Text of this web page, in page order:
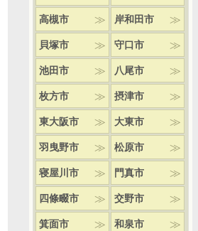
高槻市 岸和田市
貝塚市 守口市
池田市 八尾市
枚方市 摂津市
東大阪市 大東市
羽曳野市 松原市
寝屋川市 門真市
四條畷市 交野市
箕面市 和泉市